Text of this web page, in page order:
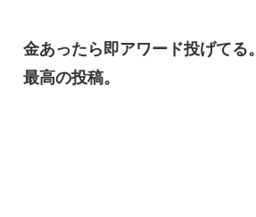
金あったら即アワード投げてる。
最高の投稿。